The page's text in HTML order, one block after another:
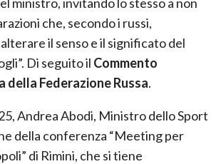
che, secondo i russi,
il senso e il significato del
Di seguito il Commento
della Federazione Russa.
Andrea Abodi, Ministro dello Sport
della conferenza “Meeting per
di Rimini, che si tiene